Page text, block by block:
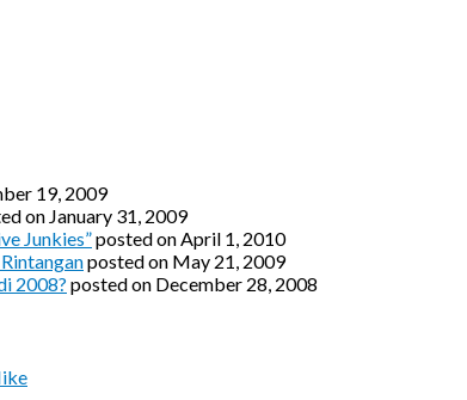
19, 2009
on January 31, 2009
Junkies”posted on April 1, 2010
posted on May 21, 2009
2008? posted on December 28, 2008